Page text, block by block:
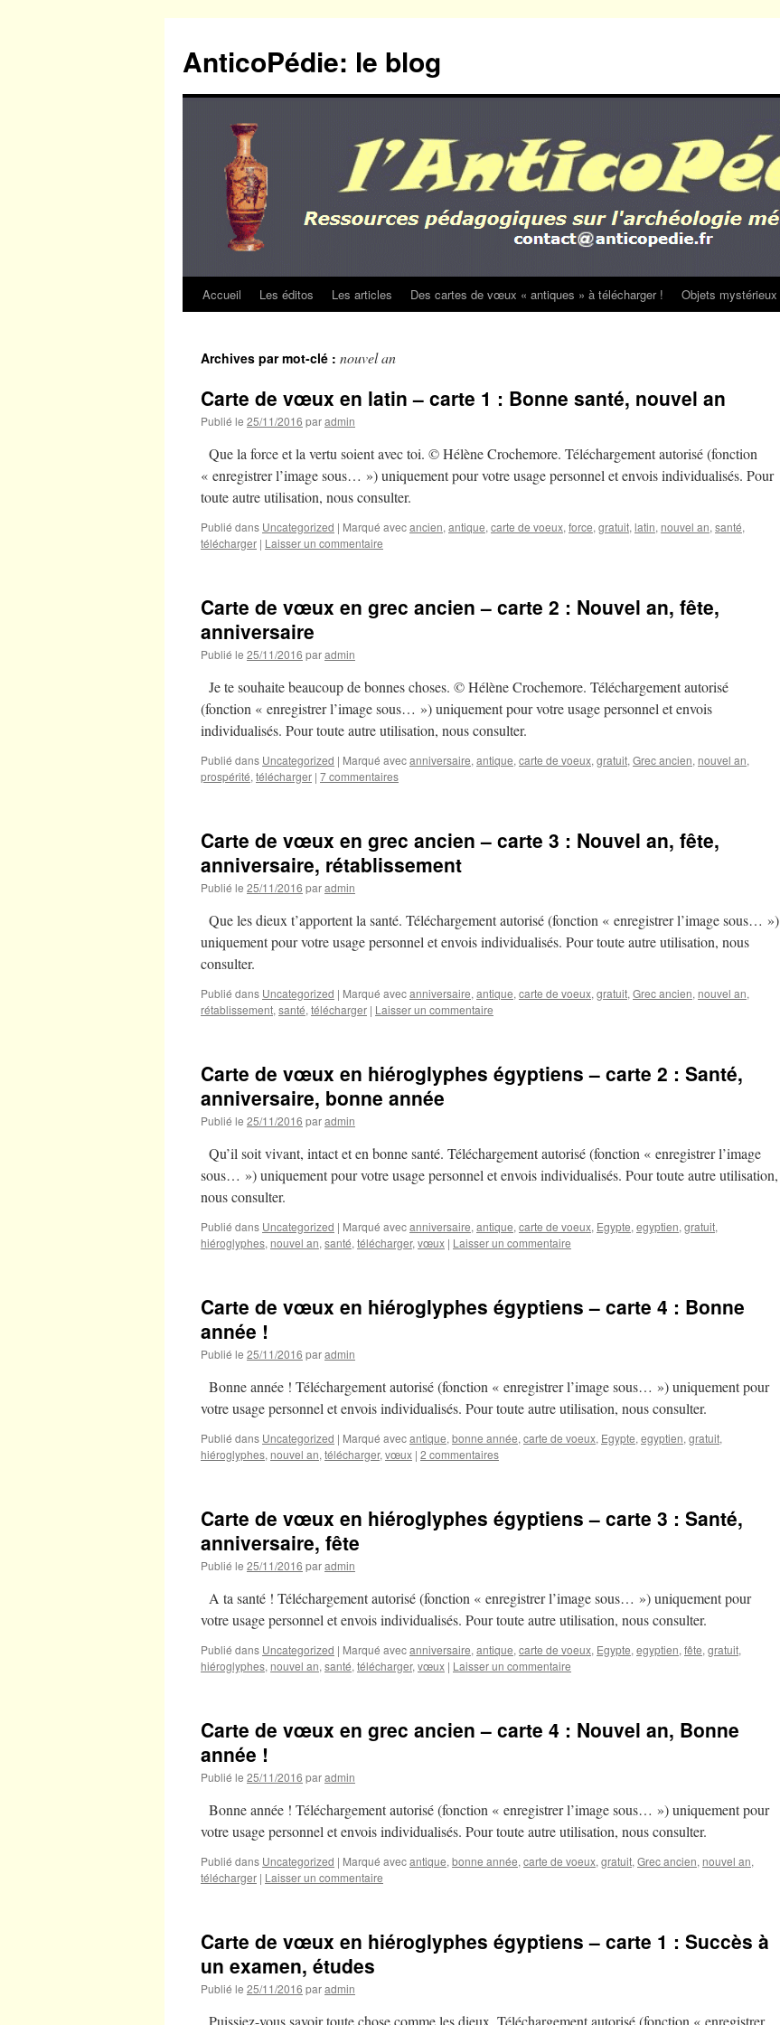
contenu
AnticoPédie: le blog
Accueil Les éditos Les articles Des cartes de vœux « antiques » à télécharger ! Objets mystérieux
Archives par mot-clé : nouvel an
Carte de vœux en latin – carte 1 : Bonne santé, nouvel an
Publié le 25/11/2016 paradmin
Que la force et la vertu soient avec toi. © Hélène Crochemore. Téléchargement autorisé (fonction
« enregistrer l’image sous… ») uniquement pour votre usage personnel et envois individualisés. Pour
toute autre utilisation, nous consulter.
Publié dans Uncategorized | Marqué avecancien, antique, carte de voeux, force, gratuit, latin, nouvel an, santé,
télécharger | Laisser un commentaire
Carte de vœux en grec ancien – carte 2 : Nouvel an, fête,
anniversaire
Publié le 25/11/2016 paradmin
Je te souhaite beaucoup de bonnes choses. © Hélène Crochemore. Téléchargement autorisé
(fonction « enregistrer l’image sous… ») uniquement pour votre usage personnel et envois
individualisés. Pour toute autre utilisation, nous consulter.
Publié dans Uncategorized | Marqué avecanniversaire, antique, carte de voeux, gratuit, Grec ancien, nouvel an,
prospérité, télécharger | 7 commentaires
Carte de vœux en grec ancien – carte 3 : Nouvel an, fête,
anniversaire, rétablissement
Publié le 25/11/2016 paradmin
Que les dieux t’apportent la santé. Téléchargement autorisé (fonction « enregistrer l’image sous… »)
uniquement pour votre usage personnel et envois individualisés. Pour toute autre utilisation, nous
consulter.
Publié dans Uncategorized | Marqué avecanniversaire, antique, carte de voeux, gratuit, Grec ancien, nouvel an,
rétablissement, santé, télécharger | Laisser un commentaire
Carte de vœux en hiéroglyphes égyptiens – carte 2 : Santé,
anniversaire, bonne année
Publié le 25/11/2016 paradmin
Qu’il soit vivant, intact et en bonne santé. Téléchargement autorisé (fonction « enregistrer l’image
sous… ») uniquement pour votre usage personnel et envois individualisés. Pour toute autre utilisation,
nous consulter.
Publié dans Uncategorized | Marqué avecanniversaire, antique, carte de voeux, Egypte, egyptien, gratuit,
hiéroglyphes, nouvel an, santé, télécharger, vœux | Laisser un commentaire
Carte de vœux en hiéroglyphes égyptiens – carte 4 : Bonne
année !
Publié le 25/11/2016 paradmin
Bonne année ! Téléchargement autorisé (fonction « enregistrer l’image sous… ») uniquement pour
votre usage personnel et envois individualisés. Pour toute autre utilisation, nous consulter.
Publié dans Uncategorized | Marqué avecantique, bonne année, carte de voeux, Egypte, egyptien, gratuit,
hiéroglyphes, nouvel an, télécharger, vœux | 2 commentaires
Carte de vœux en hiéroglyphes égyptiens – carte 3 : Santé,
anniversaire, fête
Publié le 25/11/2016 paradmin
A ta santé ! Téléchargement autorisé (fonction « enregistrer l’image sous… ») uniquement pour
votre usage personnel et envois individualisés. Pour toute autre utilisation, nous consulter.
Publié dans Uncategorized | Marqué avecanniversaire, antique, carte de voeux, Egypte, egyptien, fête, gratuit,
hiéroglyphes, nouvel an, santé, télécharger, vœux | Laisser un commentaire
Carte de vœux en grec ancien – carte 4 : Nouvel an, Bonne
année !
Publié le 25/11/2016 paradmin
Bonne année ! Téléchargement autorisé (fonction « enregistrer l’image sous… ») uniquement pour
votre usage personnel et envois individualisés. Pour toute autre utilisation, nous consulter.
Publié dans Uncategorized | Marqué avecantique, bonne année, carte de voeux, gratuit, Grec ancien, nouvel an,
télécharger | Laisser un commentaire
Carte de vœux en hiéroglyphes égyptiens – carte 1 : Succès à
un examen, études
Publié le 25/11/2016 paradmin
Puissiez-vous savoir toute chose comme les dieux. Téléchargement autorisé (fonction « enregistrer